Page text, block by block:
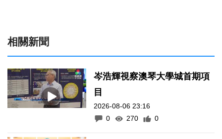
相關新聞
岑浩輝視察澳琴大學城首期項
目
2026-08-06 23:16
0
270 0